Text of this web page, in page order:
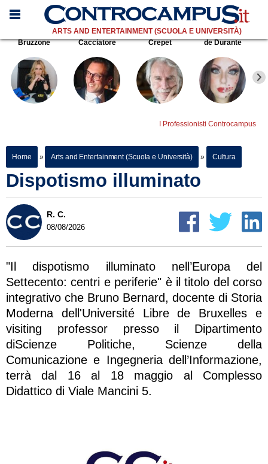
ARTS AND ENTERTAINMENT (SCUOLA E UNIVERSITÀ)
Bruzzone
Cacciatore Crepet de Durante
I Professionisti Controcampus
Home » Arts and Entertainment (Scuola e Università) » Cultura
Dispotismo illuminato
R. C.
08/08/2026
"Il dispotismo illuminato nell’Europa del
Settecento: centri e periferie" è il titolo del corso
integrativo che Bruno Bernard, docente di Storia
Moderna dell'Université Libre de Bruxelles e
visiting professor presso il Dipartimento
diScienze Politiche, Scienze della
Comunicazione e Ingegneria dell’Informazione,
terrà dal 16 al 18 maggio al Complesso
Didattico di Viale Mancini 5.